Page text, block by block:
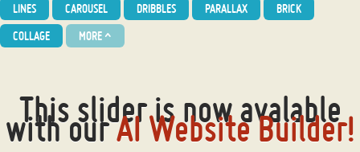
LINES
CAROUSEL DRIBBLES PARALLAX
BRICK
COLLAGE
MORE ^
This slider is now avalable
with ourAI Website Builder!